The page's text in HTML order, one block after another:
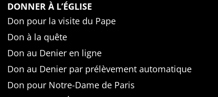
DONNER À L’ÉGLISE
Don pour la visite du Pape
Don à la quête
Don au Denier en ligne
Don au Denier par prélèvement automatique
Don pour Notre-Dame de Paris